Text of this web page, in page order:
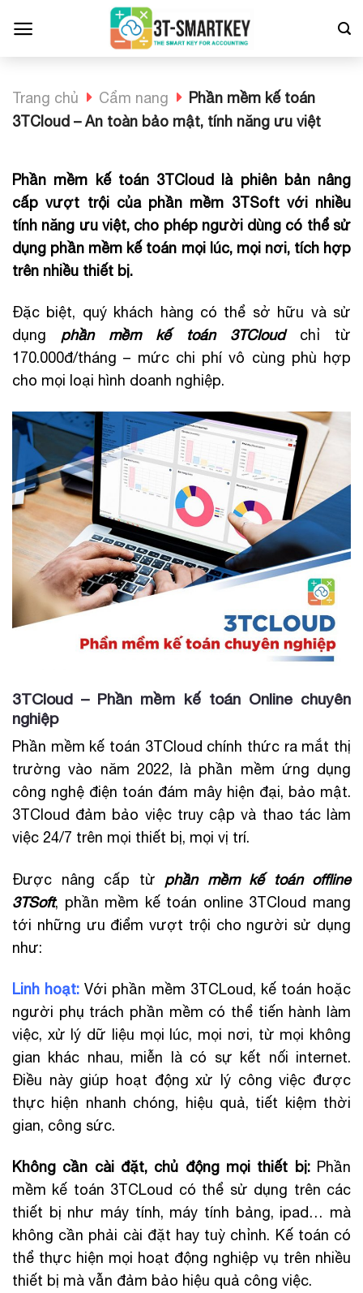
qua
Trang chủ Cẩm nang
Phần mềm kế toán
3TCloud – An toàn bảo mật, tính năng ưu việt
Phần mềm kế toán 3TCloud là phiên bản nâng
cấp vượt trội của phần mềm 3TSoft với nhiều
tính năng ưu việt, cho phép người dùng có thể sử
dụng phần mềm kế toán mọi lúc, mọi nơi, tích hợp
trên nhiều thiết bị.
Đặc biệt, quý khách hàng có thể sở hữu và sử
dụng phần mềm kế toán 3TCloudchỉ từ
170.000đ/tháng – mức chi phí vô cùng phù hợp
cho mọi loại hình doanh nghiệp.
3TCloud – Phần mềm kế toán Online chuyên
nghiệp
Phần mềm kế toán 3TCloud chính thức ra mắt thị
trường vào năm 2022, là phần mềm ứng dụng
công nghệ điện toán đám mây hiện đại, bảo mật.
3TCloud đảm bảo việc truy cập và thao tác làm
việc 24/7 trên mọi thiết bị, mọi vị trí.
Được nâng cấp từ phần mềm kế toán offline
3TSoft, phần mềm kế toán online 3TCloud mang
tới những ưu điểm vượt trội cho người sử dụng
như:
Linh hoạt: Với phần mềm 3TCLoud, kế toán hoặc
người phụ trách phần mềm có thể tiến hành làm
việc, xử lý dữ liệu mọi lúc, mọi nơi, từ mọi không
gian khác nhau, miễn là có sự kết nối internet.
Điều này giúp hoạt động xử lý công việc được
thực hiện nhanh chóng, hiệu quả, tiết kiệm thời
gian, công sức.
Không cần cài đặt, chủ động mọi thiết bị:Phần
mềm kế toán 3TCLoud có thể sử dụng trên các
thiết bị như máy tính, máy tính bảng, ipad… mà
không cần phải cài đặt hay tuỳ chỉnh. Kế toán có
thể thực hiện mọi hoạt động nghiệp vụ trên nhiều
thiết bị mà vẫn đảm bảo hiệu quả công việc.